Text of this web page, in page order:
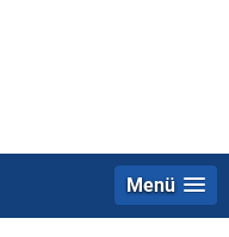
Menü